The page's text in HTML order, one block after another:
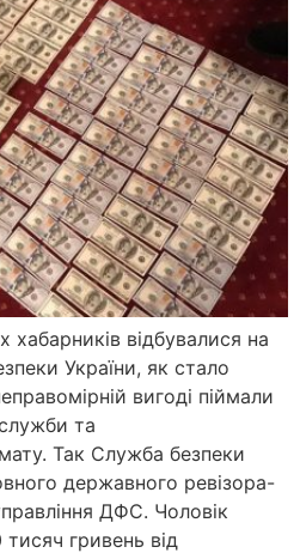
хабарників відбувалися на
України, як стало
вигоді піймали
служби та
Так Служба безпеки
державного ревізора-
ДФС. Чоловік
гривень від